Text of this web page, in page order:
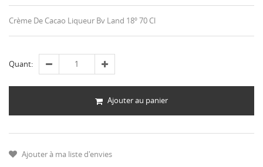
Crème De Cacao Liqueur Bv Land 18º 70 Cl
Quant:
Ajouter au panier
Ajouter à ma liste d'envies